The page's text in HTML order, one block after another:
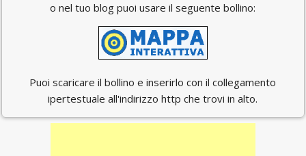
o nel tuo blog puoi usare il seguente bollino:
Puoi scaricare il bollino e inserirlo con il collegamento
ipertestuale all'indirizzo http che trovi in alto.